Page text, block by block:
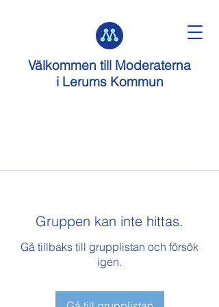
Välkommen till Moderaterna
i Lerums Kommun
Gruppen kan inte hittas.
Gå tillbaks till grupplistan och försök
igen.